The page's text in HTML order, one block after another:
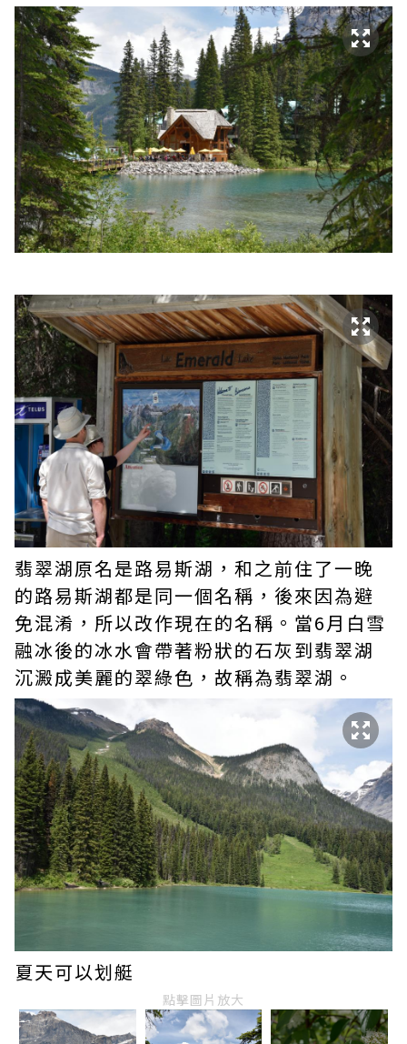
翡翠湖原名是路易斯湖，和之前住了一晚
的路易斯湖都是同一個名稱，後來因為避
免混淆，所以改作現在的名稱。當6月白雪
融冰後的冰水會帶著粉狀的石灰到翡翠湖
沉澱成美麗的翠綠色，故稱為翡翠湖。
夏天可以划艇
點擊圖片放大